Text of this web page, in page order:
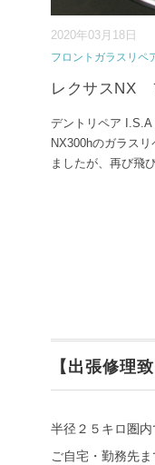
2020年03月18日
フロントガラスリペ
レクサスNX
デントリペア I.S.A
NX300hのガラス
ましたが、再び飛
【出張修理
半径２５キロ圏
ご自宅・勤務先